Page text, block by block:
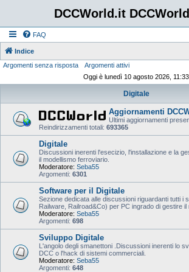
DCCWorld.it
FAQ
Indice
Argomenti senza risposta
Argomenti attivi
Oggi è lunedì 10 agosto 2026, 11:33
Digitale
Aggiornamenti
Ultimi aggiornamenti
Reindirizzamenti totali: 693365
Digitale
Discussioni inerenti l'esecizio, l'installazione e la
il modellismo ferroviario.
Moderatore: Seba55
Argomenti: 6301
Software per il Digitale
Sezione dedicata alle discussioni riguardanti tutti i
Railware, Railroad&Co) per PC ingrado di gestire il
Moderatore: Seba55
Argomenti: 698
Sviluppo Digitale
L'angolo degli smanettoni .Discussioni inerenti lo
DCC o l'hack di sistemi commerciali.
Moderatore: Seba55
Argomenti: 648